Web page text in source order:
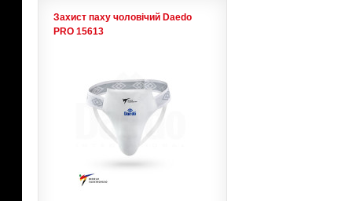
Захист паху чоловічий Daedo
PRO 15613